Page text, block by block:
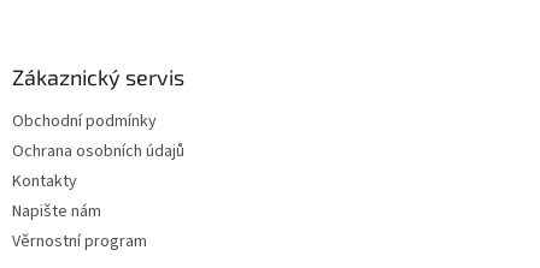
Zákaznický servis
Obchodní podmínky
Ochrana osobních údajů
Kontakty
Napište nám
Věrnostní program